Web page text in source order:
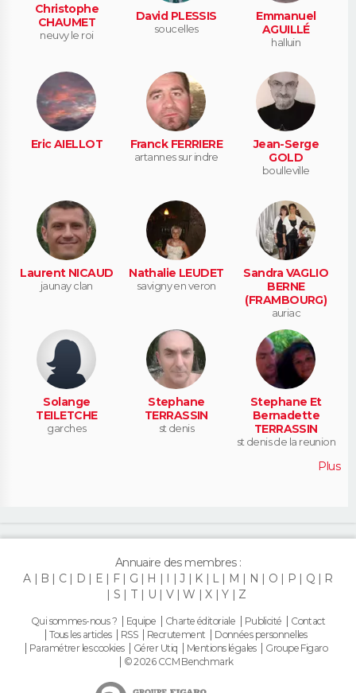
Christophe
CHAUMET
neuvy le roi
David PLESSIS
soucelles
Emmanuel
AGUILLÉ
halluin
Eric AIELLOT Franck FERRIERE
artannes sur indre
Jean-Serge
GOLD
boulleville
Laurent NICAUD
jaunay clan
Nathalie LEUDET
savigny en veron
Sandra VAGLIO
BERNE
(FRAMBOURG)
auriac
Solange
TEILETCHE
garches
Stephane
TERRASSIN
st denis
Stephane Et
Bernadette
TERRASSIN
st denis de la reunion
Plus
Annuaire des membres :
A
B C D E F G H J K L M N O P Q
R
S
T U V W X Y Z
Qui sommes-nous ? Equipe Charte éditoriale Publicité
Contact
Tous les articles
RSS Recrutement
Données personnelles
Paramétrer les cookies
Gérer Utiq Mentions légales
Groupe Figaro
© 2026 CCM Benchmark